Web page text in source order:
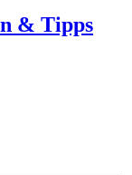
& Tipps